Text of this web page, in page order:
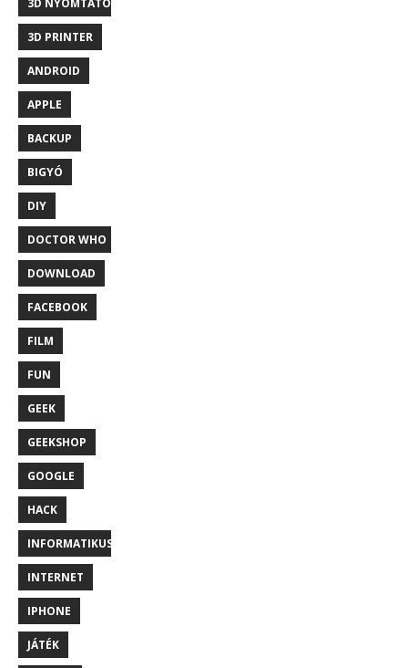
3D NYOMTATÓ
3D PRINTER
ANDROID
APPLE
BACKUP
BIGYÓ
DIY
DOCTOR WHO
DOWNLOAD
FACEBOOK
FILM
FUN
GEEK
GEEKSHOP
GOOGLE
HACK
INFORMATIKUS
INTERNET
IPHONE
JÁTÉK